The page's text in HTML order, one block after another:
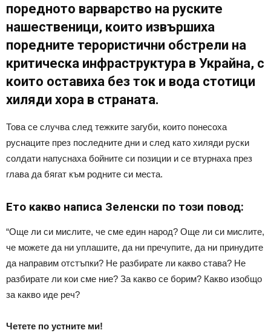
поредното варварство на руските
нашественици, които извършиха
поредните терористични обстрели на
критическа инфраструктура в Украйна, с
които оставиха без ток и вода стотици
хиляди хора в страната.
Това се случва след тежките загуби, които понесоха
руснаците през последните дни и след като хиляди руски
солдати напуснаха бойните си позиции и се втурнаха през
глава да бягат към родните си места.
Ето какво написа Зеленски по този повод:
“Още ли си мислите, че сме един народ? Още ли си мислите,
че можете да ни уплашите, да ни пречупите, да ни принудите
да направим отстъпки? Не разбирате ли какво става? Не
разбирате ли кои сме ние? За какво се борим? Какво изобщо
за какво иде реч?
Четете по устните ми!